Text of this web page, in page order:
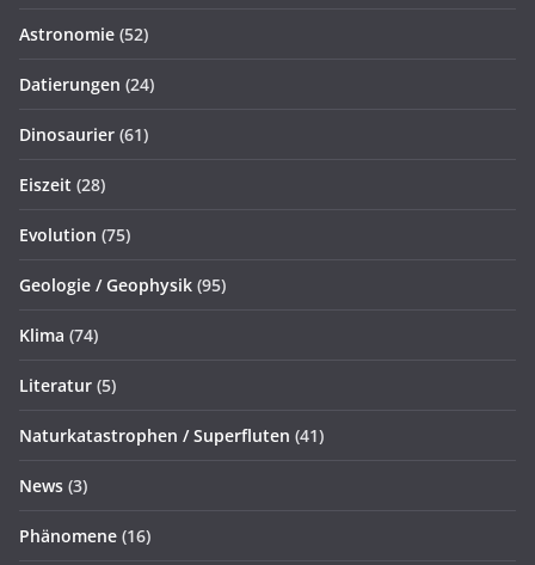
Astronomie (52)
Datierungen (24)
Dinosaurier (61)
Eiszeit (28)
Evolution (75)
Geologie / Geophysik (95)
Klima (74)
Literatur (5)
Naturkatastrophen / Superfluten (41)
News (3)
Phänomene (16)